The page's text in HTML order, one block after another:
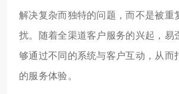
解决复杂而独特的问题，而不是被重
扰。随着全渠道客户服务的兴起，易
够通过不同的系统与客户互动，从而
的服务体验。